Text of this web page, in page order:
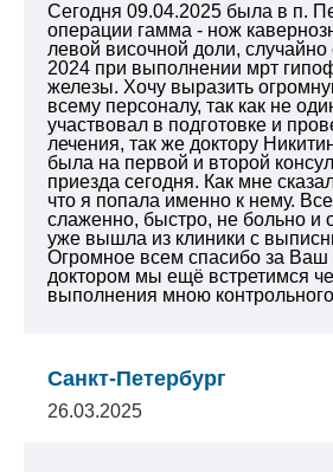
Сегодня 09.04.2025 была в п.
операции гамма - нож
левой височной доли,
2024 при выполнении мрт
железы. Хочу выразить
всему персоналу, так как не
участвовал в подготовке и
лечения, так же доктору
была на первой и второй
приезда сегодня. Как мне
что я попала именно к нему.
слаженно, быстро, не больно и
уже вышла из клиники с
Огромное всем спасибо за Ваш
доктором мы ещё встретимся
выполнения мною
Санкт-Петербург
26.03.2025